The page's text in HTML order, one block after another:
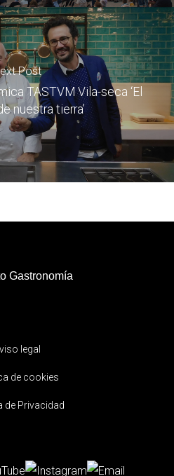
Post
TASTVM Vila-seca ‘El
nuestra tierra’
legal
de cookies
de Privacidad